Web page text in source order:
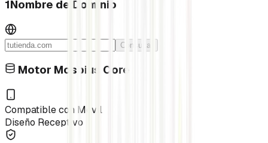
1Nombre de Dominio
Consultar
Motor Mosbius Core
Compatible con Móvil
Diseño Receptivo